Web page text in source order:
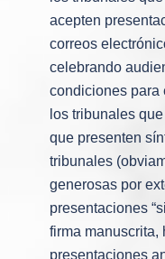
acepten
correos
celebrando
condiciones para
los tribunales
que presenten
tribunales
generosas por
presentaciones
firma manuscrita,
presentaciones